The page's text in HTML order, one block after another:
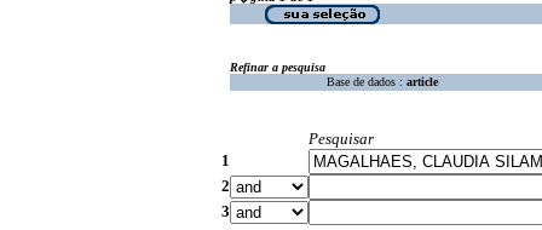
Refinar a pesquisa
Base de dados : article
Pesquisar
1
2
3